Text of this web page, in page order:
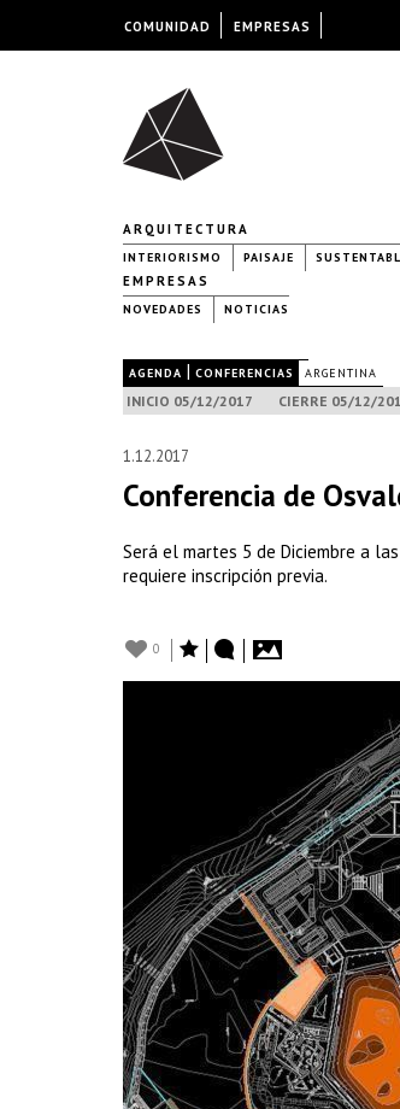
ARQUITECTURA
INTERIORISMO PAISAJE
EMPRESAS
NOVEDADES NOTICIAS
AGENDA | CONFERENCIAS ARGENTINA
INICIO 05/12/2017 CIERRE 05/12/
1.12.2017
Conferencia de
Será el martes 5 de Diciembre a
requiere inscripción previa.
0
COMUNIDAD EMPRESAS